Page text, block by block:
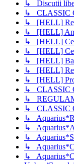
↳ Discutii
↳ CLASSIC
↳ [HELL]
↳ [HELL]
↳ [HELL]
↳ [HELL]
↳ [HELL]
↳ [HELL]
↳ [HELL]
↳ CLASSIC
↳
↳ CLASSIC
↳
↳
↳
↳
↳